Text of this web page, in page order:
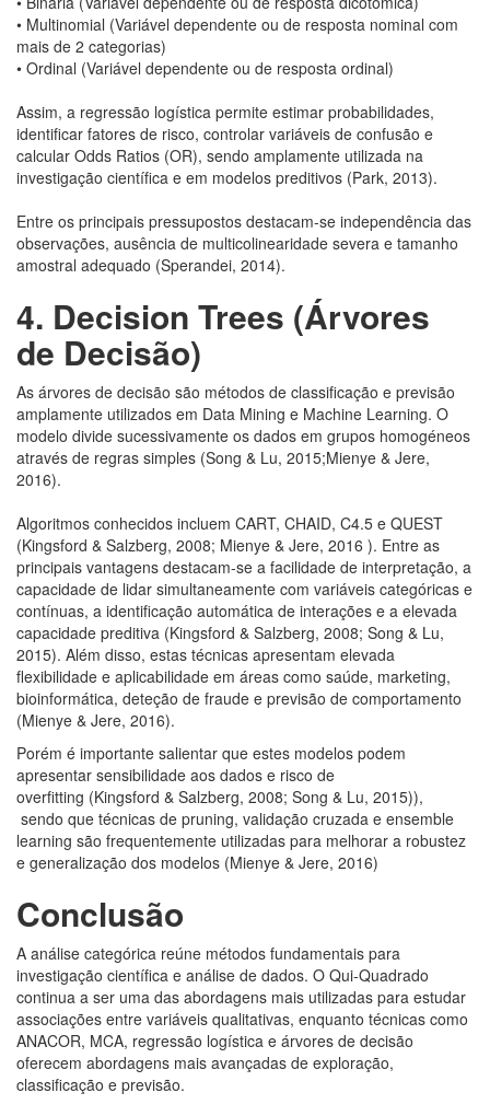
• Multinomial (Variável dependente ou de resposta nominal com
mais de 2 categorias)
• Ordinal (Variável dependente ou de resposta ordinal)
Assim, a regressão logística permite estimar probabilidades,
identificar fatores de risco, controlar variáveis de confusão e
calcular Odds Ratios (OR), sendo amplamente utilizada na
investigação científica e em modelos preditivos (Park, 2013).
Entre os principais pressupostos destacam-se independência das
observações, ausência de multicolinearidade severa e tamanho
amostral adequado (Sperandei, 2014).
4. Decision Trees (Árvores
de Decisão)
As árvores de decisão são métodos de classificação e previsão
amplamente utilizados em Data Mining e Machine Learning. O
modelo divide sucessivamente os dados em grupos homogéneos
através de regras simples (Song & Lu, 2015;Mienye & Jere,
2016).
Algoritmos conhecidos incluem CART, CHAID, C4.5 e QUEST
(Kingsford & Salzberg, 2008; Mienye & Jere, 2016 ). Entre as
principais vantagens destacam-se a facilidade de interpretação, a
capacidade de lidar simultaneamente com variáveis categóricas e
contínuas, a identificação automática de interações e a elevada
capacidade preditiva (Kingsford & Salzberg, 2008; Song & Lu,
2015). Além disso, estas técnicas apresentam elevada
flexibilidade e aplicabilidade em áreas como saúde, marketing,
bioinformática, deteção de fraude e previsão de comportamento
(Mienye & Jere, 2016).
Porém é importante salientar que estes modelos podem
apresentar sensibilidade aos dados e risco de
overfitting (Kingsford & Salzberg, 2008; Song & Lu, 2015)),
sendo que técnicas de pruning, validação cruzada e ensemble
learning são frequentemente utilizadas para melhorar a robustez
e generalização dos modelos (Mienye & Jere, 2016)
Conclusão
A análise categórica reúne métodos fundamentais para
investigação científica e análise de dados. O Qui‑Quadrado
continua a ser uma das abordagens mais utilizadas para estudar
associações entre variáveis qualitativas, enquanto técnicas como
ANACOR, MCA, regressão logística e árvores de decisão
oferecem abordagens mais avançadas de exploração,
classificação e previsão.